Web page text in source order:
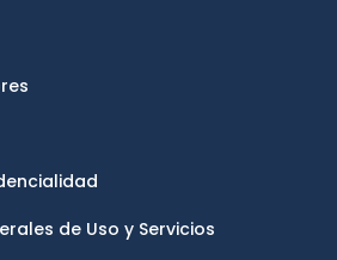
de Uso y Servicios